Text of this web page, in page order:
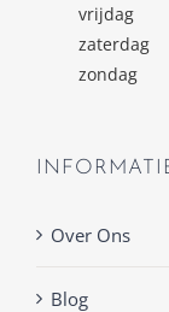
vrijdag
zaterdag
zondag
Over Ons
Blog